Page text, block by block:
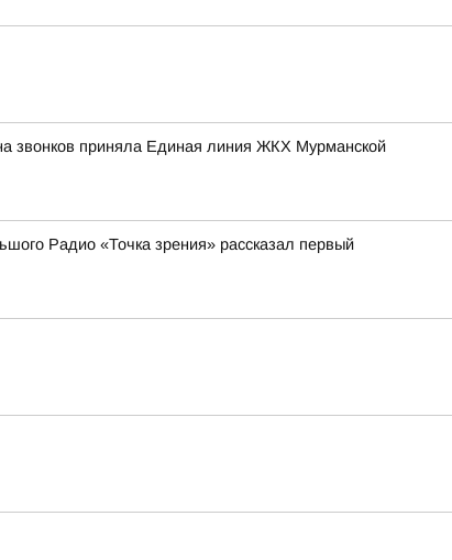
звонков приняла Единая линия ЖКХ Мурманской
Радио «Точка зрения» рассказал первый